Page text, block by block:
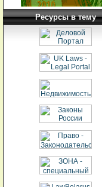
Ресурсы в тему